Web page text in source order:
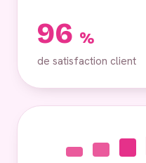
96 %
de satisfaction client